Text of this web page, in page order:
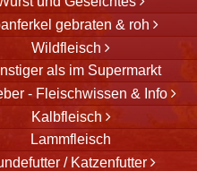
gebraten & roh
Wildfleisch
als im Supermarkt
- Fleischwissen & Info
Kalbfleisch
Lammfleisch
/ Katzenfutter